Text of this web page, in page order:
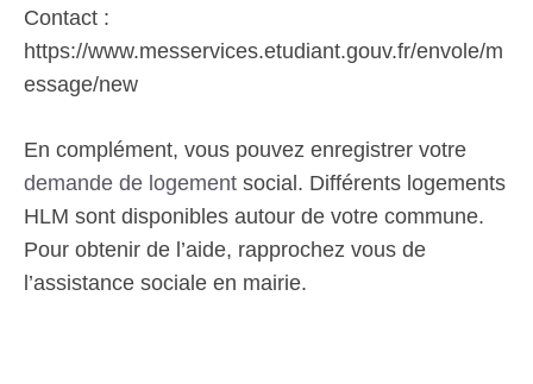
Contact :
https://www.messervices.etudiant.gouv.fr/envole/m
essage/new
En complément, vous pouvez enregistrer votre
demande de logement social. Différents logements
HLM sont disponibles autour de votre commune.
Pour obtenir de l’aide, rapprochez vous de
l’assistance sociale en mairie.